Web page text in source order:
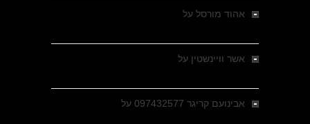
אהוד מורסל על
אשר וויינשטין על
אבינועם קריגר 097432577 על